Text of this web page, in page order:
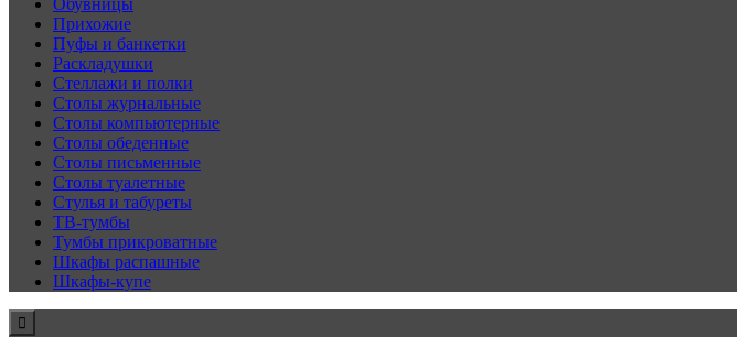
Обувницы
Прихожие
Пуфы и банкетки
Раскладушки
Стеллажи и полки
Столы журнальные
Столы компьютерные
Столы обеденные
Столы письменные
Столы туалетные
Стулья и табуреты
ТВ-тумбы
Тумбы прикроватные
Шкафы распашные
Шкафы-купе